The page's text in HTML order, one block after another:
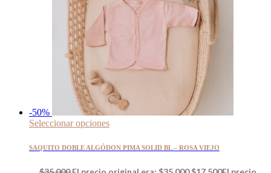
-50%
Seleccionar opciones
SAQUITO DOBLE ALGÓDON PIMA SOLID BL – ROSA VIEJO